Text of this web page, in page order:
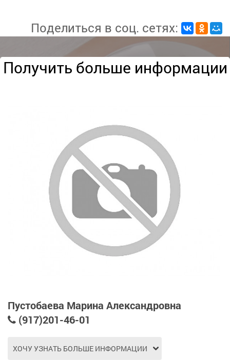
Поделиться в соц. сетях:
Получить больше информации
Пустобаева Марина Александровна
(917)201-46-01